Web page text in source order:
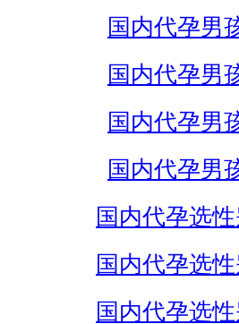
国内代孕男
国内代孕男
国内代孕男
国内代孕男
国内代孕选
国内代孕选
国内代孕选